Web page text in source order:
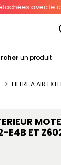
avec le code :
un produit
FILTRE A AIR
E4B ET